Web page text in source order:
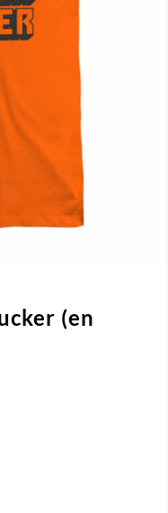
(en